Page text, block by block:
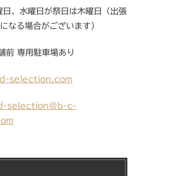
日、水曜日が祭日は木曜日（出張
なる場合がございます）
前 専用駐車場あり
selection.com
selection@b-c-